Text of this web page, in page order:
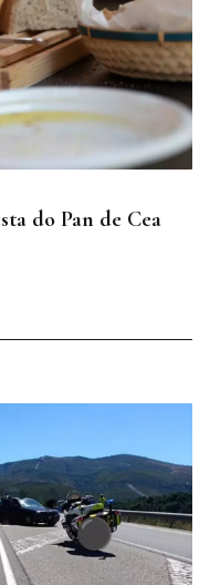
do Pan de Cea
Ruta dos Fornos